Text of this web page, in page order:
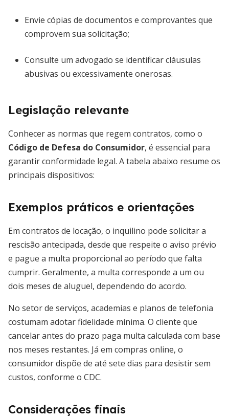
Envie cópias de documentos e comprovantes que
comprovem sua solicitação;
Consulte um advogado se identificar cláusulas
abusivas ou excessivamente onerosas.
Legislação relevante
Conhecer as normas que regem contratos, como o
Código de Defesa do Consumidor, é essencial para
garantir conformidade legal. A tabela abaixo resume os
principais dispositivos:
Exemplos práticos e orientações
Em contratos de locação, o inquilino pode solicitar a
rescisão antecipada, desde que respeite o aviso prévio
e pague a multa proporcional ao período que falta
cumprir. Geralmente, a multa corresponde a um ou
dois meses de aluguel, dependendo do acordo.
No setor de serviços, academias e planos de telefonia
costumam adotar fidelidade mínima. O cliente que
cancelar antes do prazo paga multa calculada com base
nos meses restantes. Já em compras online, o
consumidor dispõe de até sete dias para desistir sem
custos, conforme o CDC.
Considerações finais